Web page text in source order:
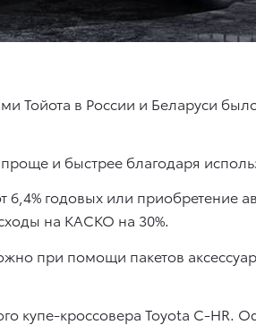
в России и Беларуси
и быстрее благодаря
6,4% годовых или приобретение
на КАСКО на 30%.
при помощи пакетов
купе-кроссовера Toyota C-